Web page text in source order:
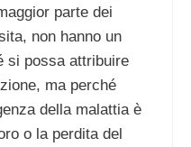
parte dei
non hanno un
si possa attribuire
ma perché
della malattia è
o la perdita del